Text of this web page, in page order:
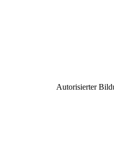
Autorisierter